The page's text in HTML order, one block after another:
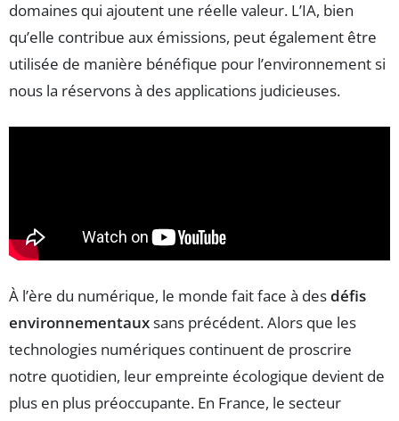
domaines qui ajoutent une réelle valeur. L’IA, bien
qu’elle contribue aux émissions, peut également être
utilisée de manière bénéfique pour l’environnement si
nous la réservons à des applications judicieuses.
À l’ère du numérique, le monde fait face à desdéfis
environnementauxsans précédent. Alors que les
technologies numériques continuent de proscrire
notre quotidien, leur empreinte écologique devient de
plus en plus préoccupante. En France, le secteur